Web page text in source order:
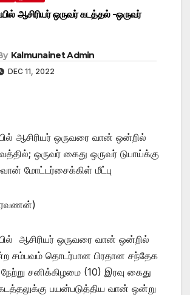
ஆசிரியர் ஒருவர் கடத்தல் -ஒருவர்
Kalmunainet Admin
DEC 11, 2022
ஆசிரியர் ஒருவரை வான் ஒன்றில்
ஒருவர் கைது ஒருவர் டுபாய்க்கு
மோட்டர்சைக்கிள் மீட்பு
ஆசிரியர் ஒருவரை வான் ஒன்றில்
சம்பவம் தொடர்பான பிரதான சந்தேக
சனிக்கிழமை (10) இரவு கைது
பயன்படுத்திய வான் ஒன்று